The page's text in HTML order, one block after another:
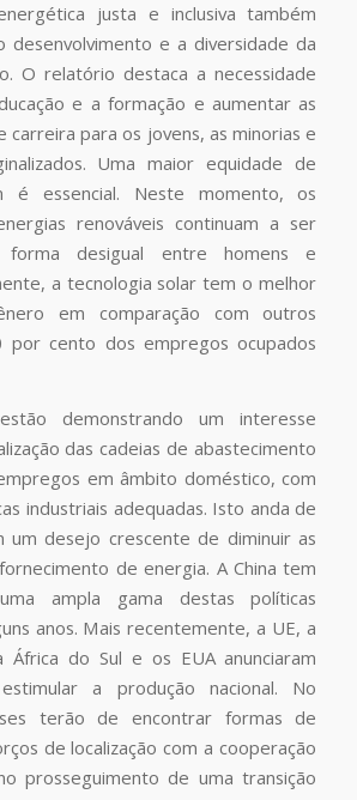
justa e inclusiva também
desenvolvimento e a diversidade da
O relatório destaca a necessidade
e a formação e aumentar as
carreira para os jovens, as minorias e
Uma maior equidade de
é essencial. Neste momento, os
renováveis ​​continuam a ser
forma desigual entre homens e
a tecnologia solar tem o melhor
em comparação com outros
por cento dos empregos ocupados
demonstrando um interesse
das cadeias de abastecimento
em âmbito doméstico, com
industriais adequadas. Isto anda de
um desejo crescente de diminuir as
de energia. A China tem
ampla gama destas políticas
anos. Mais recentemente, a UE, a
África do Sul e os EUA anunciaram
a produção nacional. No
terão de encontrar formas de
de localização com a cooperação
prosseguimento de uma transição